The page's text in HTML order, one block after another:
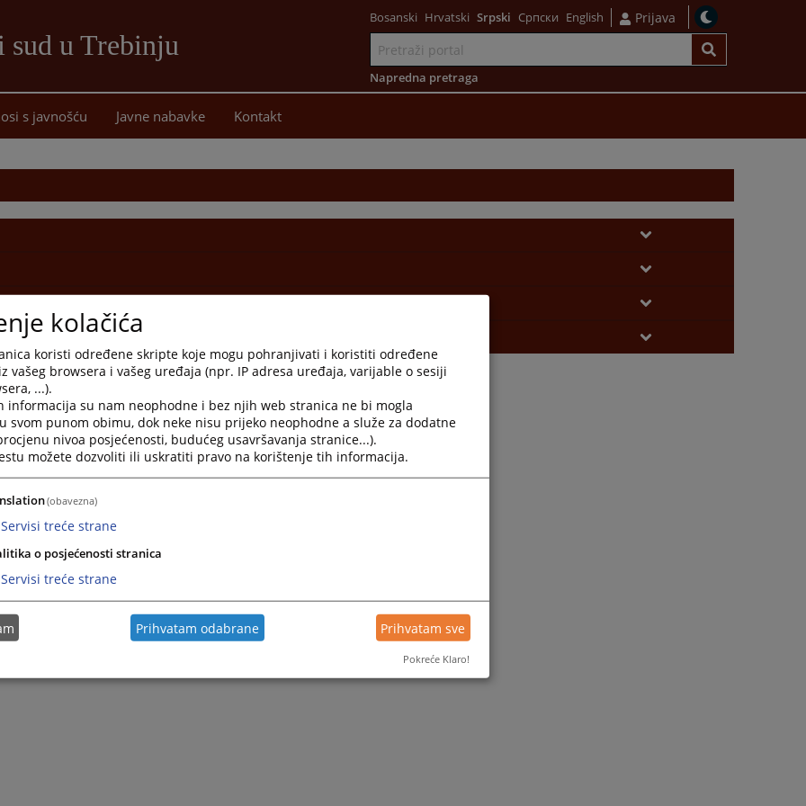
u Trebinju
sadržaj
Bosanski Hrvatski Srpski Српски English Prijava
Napredna pretraga
s javnošću Javne nabavke Kontakt
kolačića
koristi određene skripte koje mogu pohranjivati i koristiti određene
vašeg browsera i vašeg uređaja (npr. IP adresa uređaja, varijable o sesiji
...).
informacija su nam neophodne i bez njih web stranica ne bi mogla
svom punom obimu, dok neke nisu prijeko neophodne a služe za dodatne
nivoa posjećenosti, budućeg usavršavanja stranice...).
možete dozvoliti ili uskratiti pravo na korištenje tih informacija.
(obavezna)
Servisi treće strane
o posjećenosti stranica
Servisi treće strane
Prihvatam odabrane Prihvatam sve
Pokreće Klaro!